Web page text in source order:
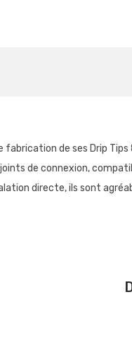
fabrication de ses Drip
de connexion,
directe, ils sont